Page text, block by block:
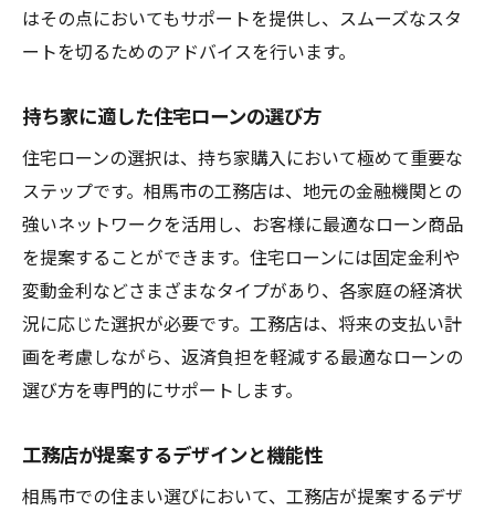
はその点においてもサポートを提供し、スムーズなスタ
ートを切るためのアドバイスを行います。
持ち家に適した住宅ローンの選び方
住宅ローンの選択は、持ち家購入において極めて重要な
ステップです。相馬市の工務店は、地元の金融機関との
強いネットワークを活用し、お客様に最適なローン商品
を提案することができます。住宅ローンには固定金利や
変動金利などさまざまなタイプがあり、各家庭の経済状
況に応じた選択が必要です。工務店は、将来の支払い計
画を考慮しながら、返済負担を軽減する最適なローンの
選び方を専門的にサポートします。
工務店が提案するデザインと機能性
相馬市での住まい選びにおいて、工務店が提案するデザ